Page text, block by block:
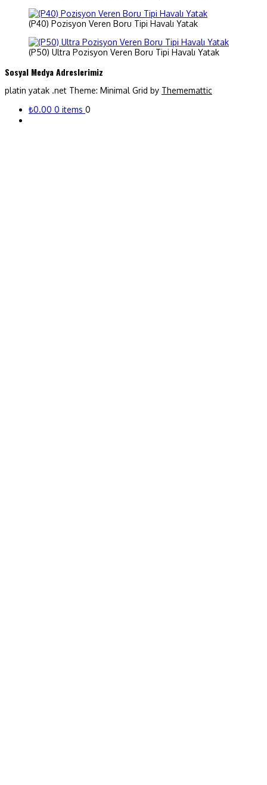
(P40) Pozisyon Veren Boru Tipi Havalı Yatak
(P50) Ultra Pozisyon Veren Boru Tipi Havalı Yatak
Sosyal Medya Adreslerimiz
platin yatak .net Theme: Minimal Grid by Thememattic
₺0.00 0 items 0